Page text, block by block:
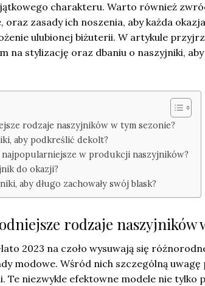
charakteru. Warto również
oraz zasady ich noszenia, aby każda
ulubionej biżuterii. W artykule
na stylizację oraz dbaniu o naszyjniki,
rodzaje naszyjników w tym sezonie?
aby podkreślić dekolt?
najpopularniejsze w produkcji naszyjników?
do okazji?
aby długo zachowały swój blask?
rodzaje naszyjników
2023 na czoło wysuwają się
modowe. Wśród nich szczególną uwagę
Te niezwykle efektowne modele nie tylko